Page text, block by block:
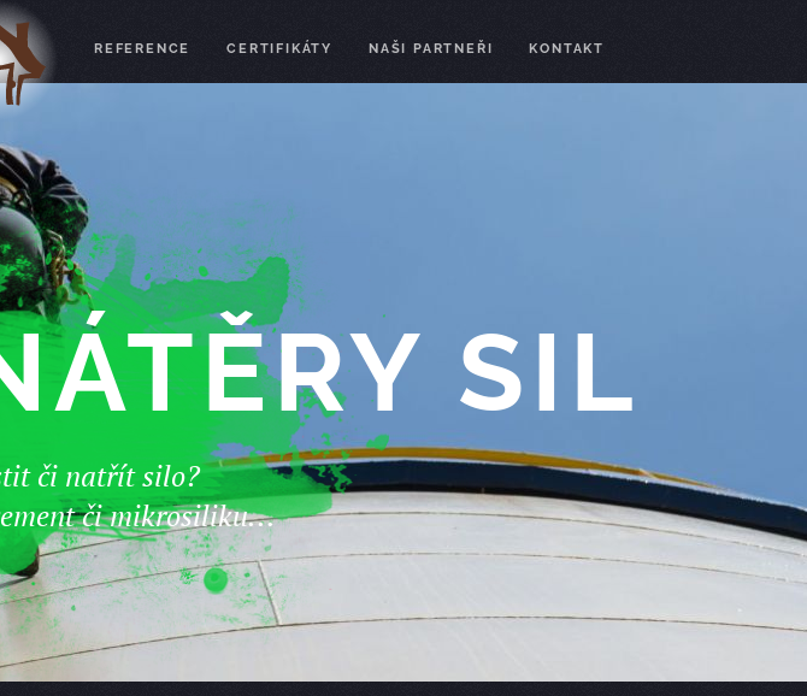
REFERENCE CERTIFIKÁTY NAŠI PARTNEŘI KONTAKT
SIL
či natřít silo?
či mikrosiliku...